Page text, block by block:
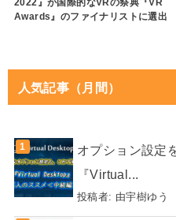
2022』が国際的なVRの祭典『VR
Awards』のファイナリストに選出
人気記事（月間）
オプション設定
『Virtual...
投稿者: 由宇樹ゆう